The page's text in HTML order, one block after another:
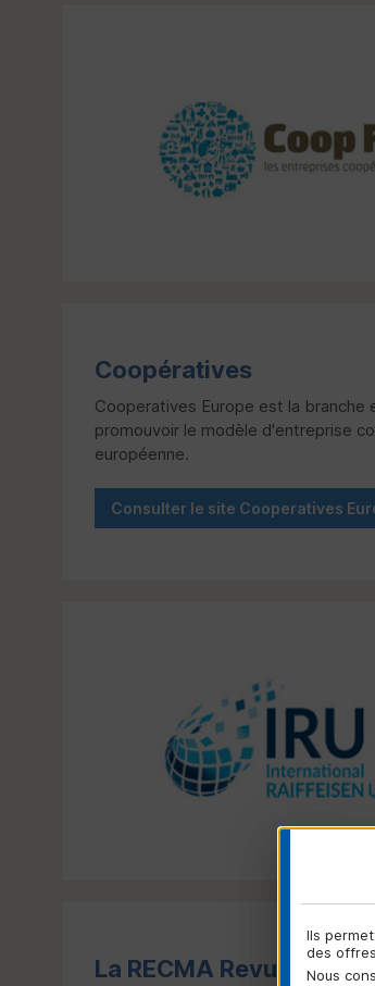
Coopératives
Cooperatives Europe est la branche
promouvoir le modèle d'entreprise
européenne.
Consulter le site Cooperatives
La RECMA Revue
Ils
des
Nous